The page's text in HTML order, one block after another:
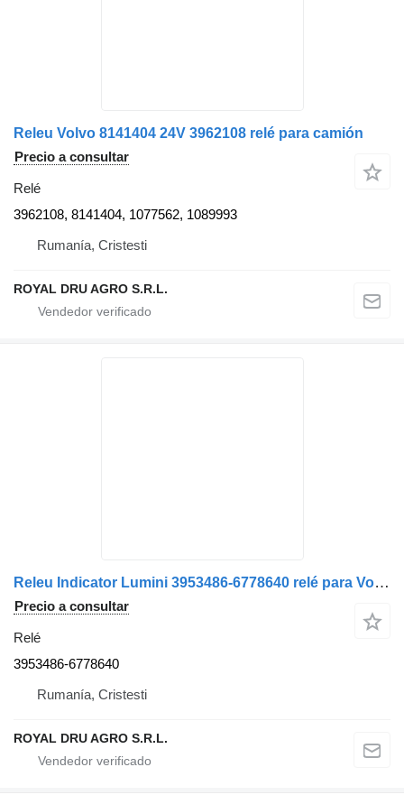
Releu Volvo 8141404 24V 3962108 relé para camión
Precio a consultar
Relé
3962108, 8141404, 1077562, 1089993
Rumanía, Cristesti
ROYAL DRU AGRO S.R.L.
Releu Indicator Lumini 3953486-6778640 relé para Volvo 3953486 6778640 camión
Precio a consultar
Relé
3953486-6778640
Rumanía, Cristesti
ROYAL DRU AGRO S.R.L.